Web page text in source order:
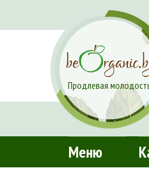
Продлевая
Меню